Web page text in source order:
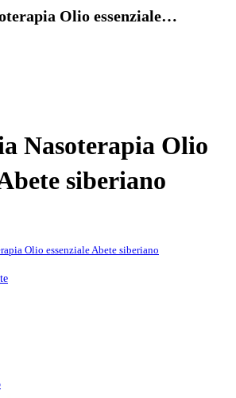
Olio essenziale…
Nasoterapia Olio
siberiano
Olio essenziale Abete siberiano